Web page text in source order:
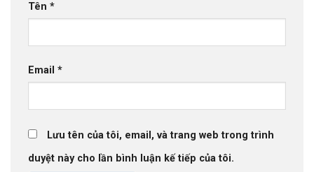
Tên *
Email *
Lưu tên của tôi, email, và trang web trong trình
duyệt này cho lần bình luận kế tiếp của tôi.